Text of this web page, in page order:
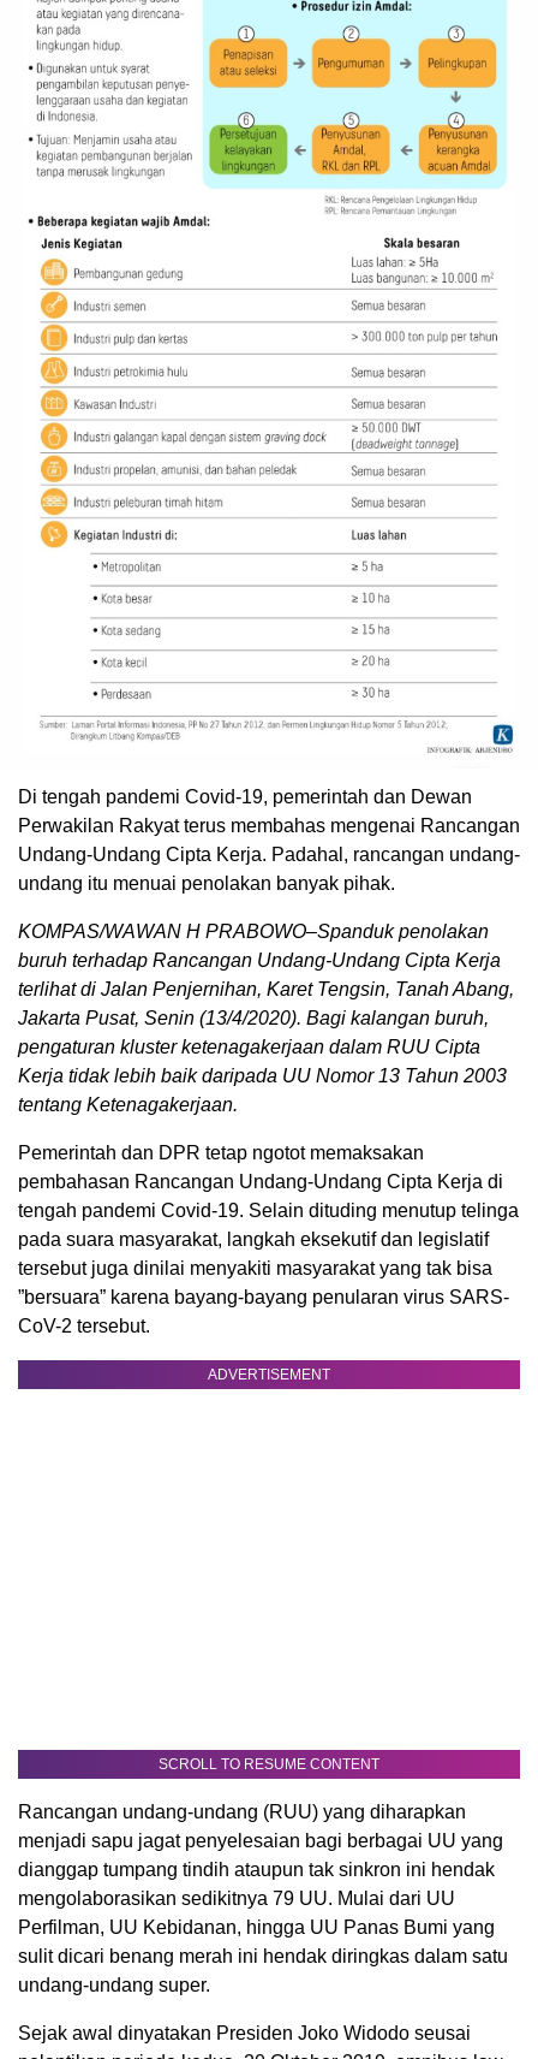
Di tengah pandemi Covid-19, pemerintah dan Dewan
Perwakilan Rakyat terus membahas mengenai Rancangan
Undang-Undang Cipta Kerja. Padahal, rancangan undang-
undang itu menuai penolakan banyak pihak.
KOMPAS/WAWAN H PRABOWO–Spanduk penolakan
buruh terhadap Rancangan Undang-Undang Cipta Kerja
terlihat di Jalan Penjernihan, Karet Tengsin, Tanah Abang,
Jakarta Pusat, Senin (13/4/2020). Bagi kalangan buruh,
pengaturan kluster ketenagakerjaan dalam RUU Cipta
Kerja tidak lebih baik daripada UU Nomor 13 Tahun 2003
tentang Ketenagakerjaan.
Pemerintah dan DPR tetap ngotot memaksakan
pembahasan Rancangan Undang-Undang Cipta Kerja di
tengah pandemi Covid-19. Selain dituding menutup telinga
pada suara masyarakat, langkah eksekutif dan legislatif
tersebut juga dinilai menyakiti masyarakat yang tak bisa
”bersuara” karena bayang-bayang penularan virus SARS-
CoV-2 tersebut.
ADVERTISEMENT
SCROLL TO RESUME CONTENT
Rancangan undang-undang (RUU) yang diharapkan
menjadi sapu jagat penyelesaian bagi berbagai UU yang
dianggap tumpang tindih ataupun tak sinkron ini hendak
mengolaborasikan sedikitnya 79 UU. Mulai dari UU
Perfilman, UU Kebidanan, hingga UU Panas Bumi yang
sulit dicari benang merah ini hendak diringkas dalam satu
undang-undang super.
Sejak awal dinyatakan Presiden Joko Widodo seusai